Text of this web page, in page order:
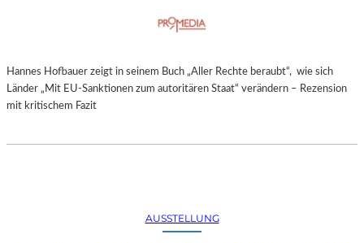
Hannes Hofbauer zeigt in seinem Buch „Aller Rechte beraubt“, wie sich
Länder „Mit EU-Sanktionen zum autoritären Staat“ verändern – Rezension
mit kritischem Fazit
AUSSTELLUNG